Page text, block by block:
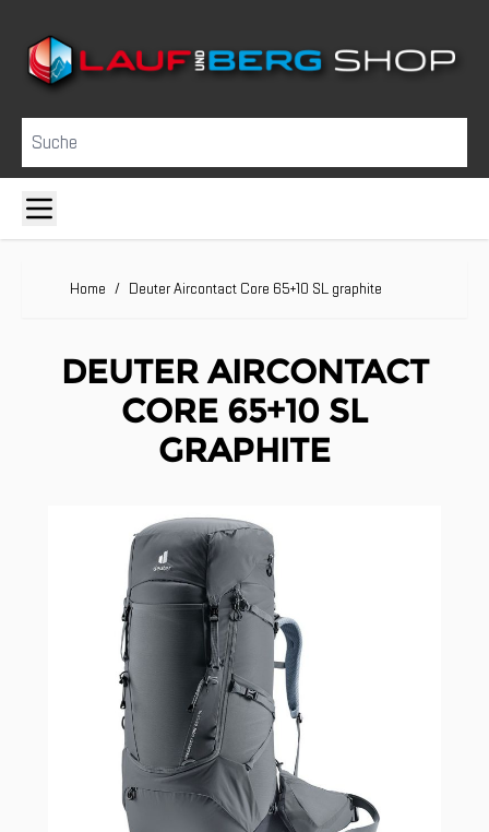
Suche
Home / Deuter Aircontact Core 65+10 SL graphite
DEUTER AIRCONTACT
CORE 65+10 SL
GRAPHITE
Clicken, um das Karussell zu überspringen